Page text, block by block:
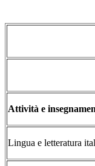
Attività e
Lingua e letteratura